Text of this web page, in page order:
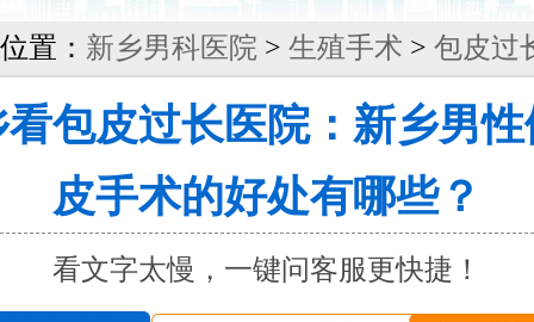
置： 新乡男科医院 > 生殖手术 > 包皮过
包皮过长医院：新乡男
皮手术的好处有哪些？
看文字太慢，一键问客服更快捷！